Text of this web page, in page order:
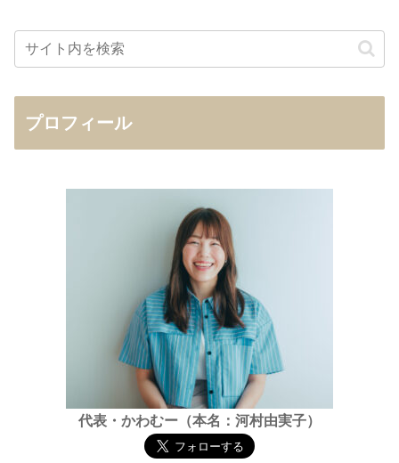
プロフィール
代表・かわむー（本名：河村由実子）